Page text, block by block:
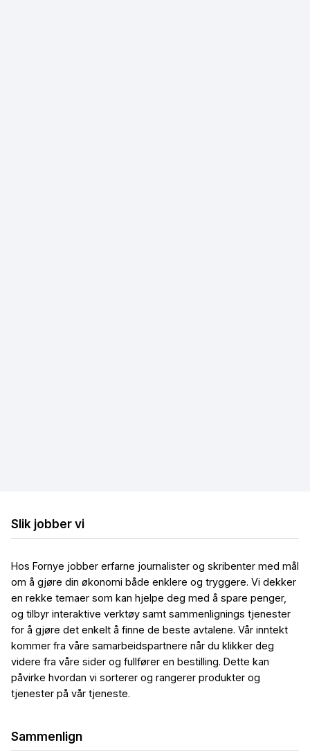
Slik jobber vi
Hos Fornye jobber erfarne journalister og skribenter med mål
om å gjøre din økonomi både enklere og tryggere. Vi dekker
en rekke temaer som kan hjelpe deg med å spare penger,
og tilbyr interaktive verktøy samt sammenlignings tjenester
for å gjøre det enkelt å finne de beste avtalene. Vår inntekt
kommer fra våre samarbeidspartnere når du klikker deg
videre fra våre sider og fullfører en bestilling. Dette kan
påvirke hvordan vi sorterer og rangerer produkter og
tjenester på vår tjeneste.
Sammenlign